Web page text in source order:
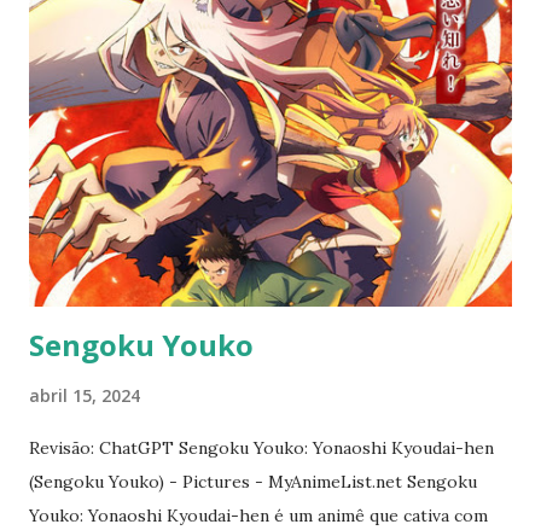
Sengoku Youko
abril 15, 2024
Revisão: ChatGPT Sengoku Youko: Yonaoshi Kyoudai-hen
(Sengoku Youko) - Pictures - MyAnimeList.net Sengoku
Youko: Yonaoshi Kyoudai-hen é um animê que cativa com